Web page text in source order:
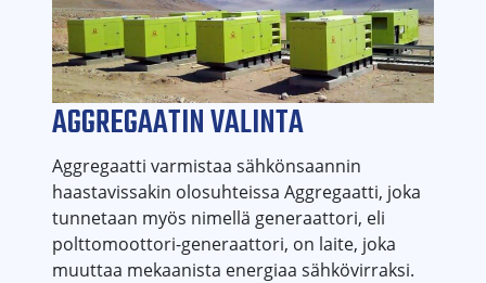
AGGREGAATIN VALINTA
Aggregaatti varmistaa sähkönsaannin
haastavissakin olosuhteissa Aggregaatti, joka
tunnetaan myös nimellä generaattori, eli
polttomoottori-generaattori, on laite, joka
muuttaa mekaanista energiaa sähkövirraksi.